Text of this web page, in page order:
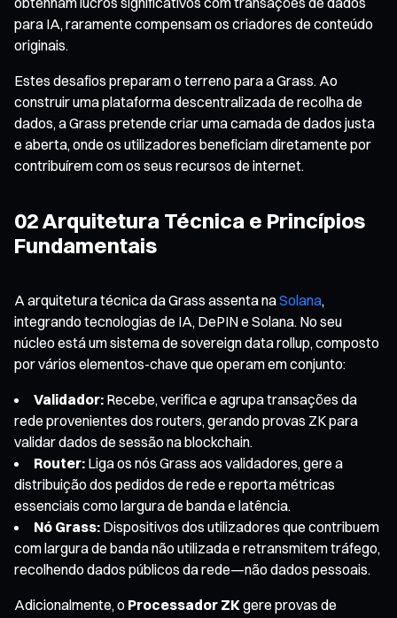
para IA, raramente compensam os criadores de conteúdo
originais.
Estes desafios preparam o terreno para a Grass. Ao
construir uma plataforma descentralizada de recolha de
dados, a Grass pretende criar uma camada de dados justa
e aberta, onde os utilizadores beneficiam diretamente por
contribuírem com os seus recursos de internet.
02 Arquitetura Técnica e Princípios
Fundamentais
A arquitetura técnica da Grass assenta naSolana,
integrando tecnologias de IA, DePIN e Solana. No seu
núcleo está um sistema de sovereign data rollup, composto
por vários elementos-chave que operam em conjunto:
Validador: Recebe, verifica e agrupa transações da
rede provenientes dos routers, gerando provas ZK para
validar dados de sessão na blockchain.
Router: Liga os nós Grass aos validadores, gere a
distribuição dos pedidos de rede e reporta métricas
essenciais como largura de banda e latência.
Nó Grass: Dispositivos dos utilizadores que contribuem
com largura de banda não utilizada e retransmitem tráfego,
recolhendo dados públicos da rede—não dados pessoais.
Adicionalmente, o Processador ZKgere provas de